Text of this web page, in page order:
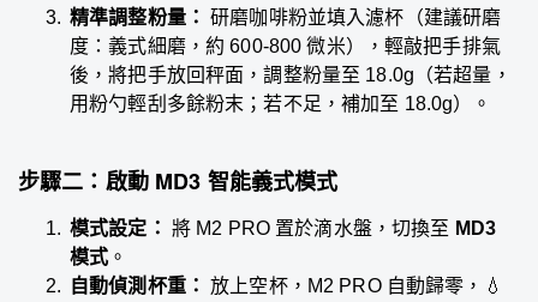
精準調整粉量： 研磨咖啡粉並填入濾杯（建議研磨
度：義式細磨，約 600-800 微米），輕敲把手排氣
後，將把手放回秤面，調整粉量至 18.0g（若超量，
用粉勺輕刮多餘粉末；若不足，補加至 18.0g）。​
步驟二：啟動 MD3 智能義式模式
模式設定： 將 M2 PRO 置於滴水盤，切換至 MD3
模式 。
自動偵測杯重： 放上空杯，M2 PRO 自動歸零，💧